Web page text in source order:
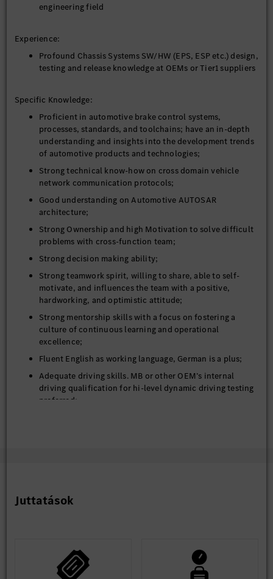
engineering field
Experience:
Profound Chassis Systems SW/HW (EPS, ESP etc.) design,
testing and release knowledge at OEMs or Tier1 suppliers
Specific Knowledge:
Proficient in automotive brake control systems,
processes, standards, and toolchains; have an in-depth
understanding and insights into the development trends
of automotive products and technologies;
Strong technical know-how on cross domain vehicle
network communication protocols;
Good understanding on Automotive AUTOSAR
architecture;
Strong Ownership and high Motivation to solve difficult
problems with cross-function team;
Strong decision making ability;
Strong teamwork spirit, willing to share, able to self-
motivate, and influences the team with a positive,
hardworking, and optimistic attitude;
Strong mentorship skills with a focus on fostering a
culture of continuous learning and operational
excellence;
Fluent English as working language, German is a plus;
Adequate driving skills. MB or other OEM’s internal
driving qualification for hi-level dynamic driving testing
preferred;
Juttatások